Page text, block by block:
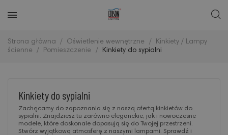
Strona główna Oświetlenie wewnętrzne
Kinkiety / Lampy
ścienne
Pomieszczenie Kinkiety do sypialni
Kinkiety do sypialni
Zachęcamy do zapoznania się z naszą ofertą kinkietów do
sypialni. Znajdziesz tu zarówno eleganckie, jak i nowoczesne
modele, które doskonale dopasują się do Twojej przestrzeni.
Stwórz wyjątkową atmosferę z naszymi lampami. Sprawdź i